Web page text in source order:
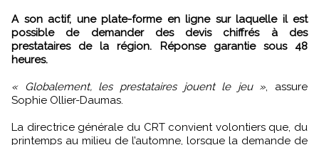
A son actif, une plate-forme en ligne sur laquelle il est
possible de demander des devis chiffrés à des
prestataires de la région. Réponse garantie sous 48
heures.
« Globalement, les prestataires jouent le jeu », assure
Sophie Ollier-Daumas.
La directrice générale du CRT convient volontiers que, du
printemps au milieu de l’automne, lorsque la demande de